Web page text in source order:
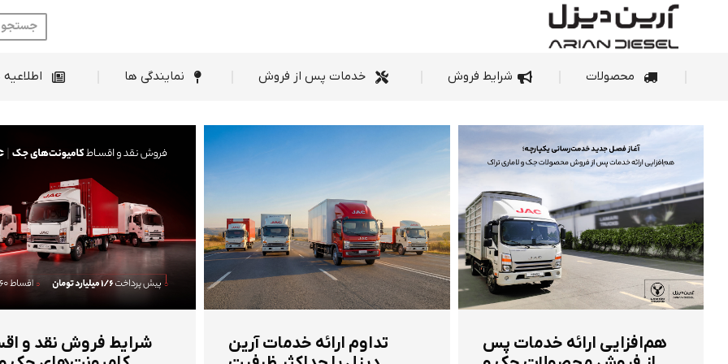
محصولات شرایط فروش خدمات پس از فروش نمایندگی ها
هم‌افزایی ارائه خدمات پس
تداوم ارائه خدمات آرین
شرایط فروش نقد و